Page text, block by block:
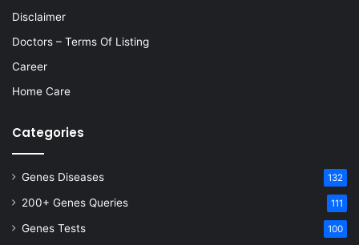
Disclaimer
Doctors – Terms Of Listing
Career
Home Care
Categories
Genes Diseases 132
200+ Genes Queries 111
Genes Tests 100